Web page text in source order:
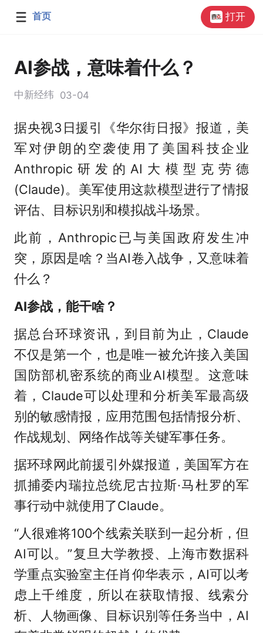
首页 打开
AI参战，意味着什么？
中新经纬 03-04
据央视3日援引《华尔街日报》报道，美
军对伊朗的空袭使用了美国科技企业
Anthropic研发的AI大模型克劳德
(Claude)。美军使用这款模型进行了情报
评估、目标识别和模拟战斗场景。
此前，Anthropic已与美国政府发生冲
突，原因是啥？当AI卷入战争，又意味着
什么？
AI参战，能干啥？
据总台环球资讯，到目前为止，Claude
不仅是第一个，也是唯一被允许接入美国
国防部机密系统的商业AI模型。这意味
着，Claude可以处理和分析美军最高级
别的敏感情报，应用范围包括情报分析、
作战规划、网络作战等关键军事任务。
据环球网此前援引外媒报道，美国军方在
抓捕委内瑞拉总统尼古拉斯·马杜罗的军
事行动中就使用了Claude。
“人很难将100个线索关联到一起分析，但
AI可以。”复旦大学教授、上海市数据科
学重点实验室主任肖仰华表示，AI可以考
虑上千维度，所以在获取情报、线索分
析、人物画像、目标识别等任务当中，AI